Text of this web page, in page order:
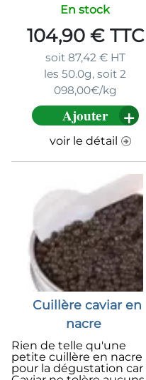
En stock
104,90 €TTC
soit 87,42 €HT
les 50.0g, soit 2
098,00€/kg
Ajouter
voir le détail
Cuillère caviar en
nacre
Rien de telle qu'une
petite cuillère en nacre
pour la dégustation car